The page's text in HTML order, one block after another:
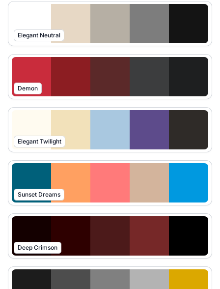
Elegant Neutral
Demon
Elegant Twilight
Sunset Dreams
Deep Crimson